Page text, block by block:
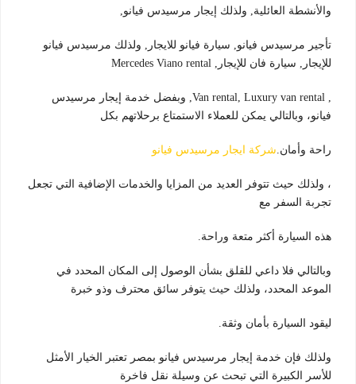
والأنشطة العائلية, ولذلك إيجار مرسيدس فيانو,
تأجير مرسيدس فيانو, سيارة فيانو للايجار, ولذلك مرسيدس فيانو
للإيجار, سيارة فان للإيجار, Mercedes Viano rental
, Van rental, Luxury van rental, وبفضل خدمة إيجار مرسيدس
فيانو، وبالتالي يمكن للعملاء الاستمتاع برحلاتهم بكل
راحة وأمان.شركة ايجار مرسيدس فيانو
، ولذلك حيث تتوفر العديد من المزايا والخدمات الإضافية التي تجعل
تجربة السفر مع
هذه السيارة أكثر متعة وراحة.
وبالتالي فلا داعي للقلق بشأن الوصول إلى المكان المحدد في
الموعد المحدد، ولذلك حيث يتوفر سائق محترف وذو خبرة
ليقود السيارة بأمان وثقة.
ولذلك فإن خدمة إيجار مرسيدس فيانو بمصر تعتبر الخيار الأمثل
للأسر الكبيرة التي تبحث عن وسيلة نقل فاخرة